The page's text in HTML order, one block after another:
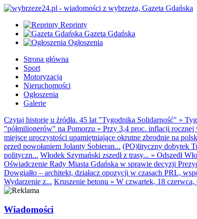
Reprinty
Gazeta Gdańska
Ogłoszenia
Strona główna
Sport
Motoryzacja
Nieruchomości
Ogłoszenia
Galerie
Czytaj historię u źródła. 45 lat "Tygodnika Solidarność" »
"półmilionerów" na Pomorzu » Przy 3,4 proc. inflacji rocznej
miejsce uroczystości upamiętniające okrutne zbrodnie na
przed powołaniem Jolanty Sobieran... (PO)lityczny dobytek
polityczn... Włodek Szymański zszedł z trasy... » Odszedł
Oświadczenie Rady Miasta Gdańska w sprawie decyzji
Dowgiałło – architekt, działacz opozycji w czasach PRL,
Wydarzenie z... Kruszenie betonu » W czwartek, 18 czerwca,
Wiadomości